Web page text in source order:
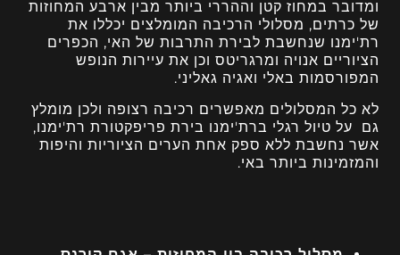
ומדובר במחוז קטן וההררי ביותר מבין ארבע המחוזות
של כרתים, מסלולי הרכיבה המומלצים יכללו את
רת'ימנו שנחשבת לבירת התרבות של האי, הכפרים
הציוריים אנויה ומרגריטס וכן את עיירות הנופש
המפורסמות באלי ואגיה גאליני.
לא כל המסלולים מאפשרים רכיבה רצופה ולכן מומלץ
גם על טיול רגלי ברת'ימנו‏ בירת פריפקטורת רת'ימנו,
אשר נחשבת ללא ספק אחת הערים הציוריות והיפות
והמזמינות ביותר באי.